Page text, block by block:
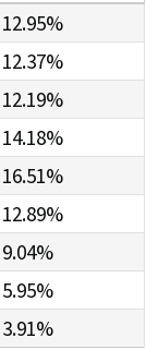
12.95%
12.37%
12.19%
14.18%
16.51%
12.89%
9.04%
5.95%
3.91%